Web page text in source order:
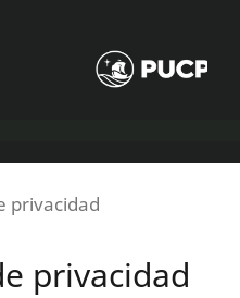
privacidad
privacidad